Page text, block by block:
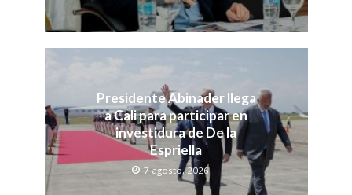
Presidente Abinader llega
a Cali para participar en
investidura de De la
Espriella
7 agosto, 2026